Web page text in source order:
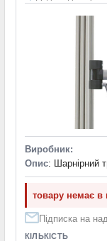
Виробник:
Опис: Шарнірний
товару немає в
Підписка на
КІЛЬКІСТЬ